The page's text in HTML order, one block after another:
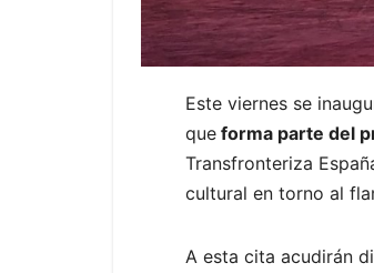
Este viernes se
que forma parte del
Transfronteriza
cultural en torno al
A esta cita acudirán